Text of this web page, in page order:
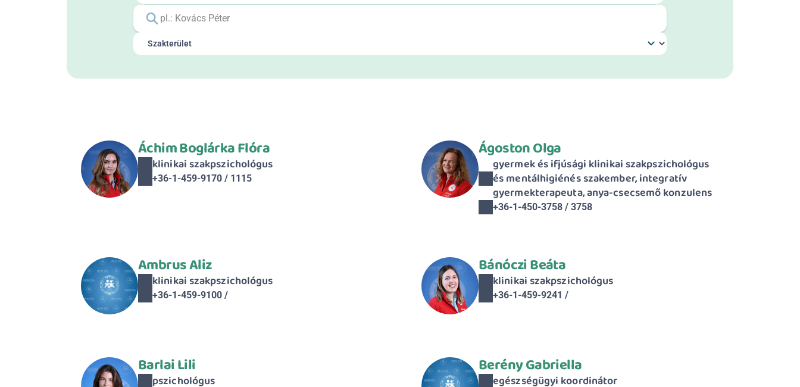
Áchim Boglárka Flóra
klinikai szakpszichológus
+36-1-459-9170 / 1115
Ágoston Olga
gyermek és ifjúsági klinikai szakpszichológus
és mentálhigiénés szakember, integratív
gyermekterapeuta, anya-csecsemő konzulens
+36-1-450-3758 / 3758
Ambrus Aliz
klinikai szakpszichológus
+36-1-459-9100 /
Bánóczi Beáta
klinikai szakpszichológus
+36-1-459-9241 /
Barlai Lili
pszichológus
Berény Gabriella
egészségügyi koordinátor